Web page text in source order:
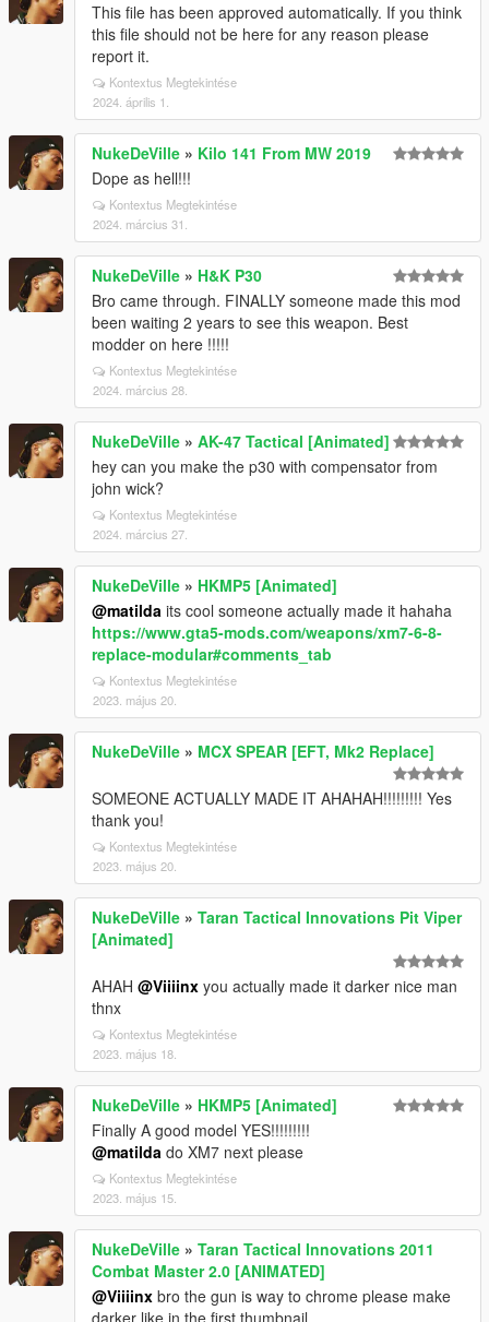
This file has been approved automatically. If you think
this file should not be here for any reason please
report it.
Kontextus Megtekintése
2024. április 1.
NukeDeVille » Kilo 141 From MW 2019
Dope as hell!!!
Kontextus Megtekintése
2024. március 31.
NukeDeVille » H&K P30
Bro came through. FINALLY someone made this mod
been waiting 2 years to see this weapon. Best
modder on here !!!!!
Kontextus Megtekintése
2024. március 28.
NukeDeVille » AK-47 Tactical [Animated]
hey can you make the p30 with compensator from
john wick?
Kontextus Megtekintése
2024. március 27.
NukeDeVille » HKMP5 [Animated]
@matilda its cool someone actually made it hahaha
https://www.gta5-mods.com/weapons/xm7-6-8-
replace-modular#comments_tab
Kontextus Megtekintése
2023. május 20.
NukeDeVille » MCX SPEAR [EFT, Mk2 Replace]
SOMEONE ACTUALLY MADE IT AHAHAH!!!!!!!!! Yes
thank you!
Kontextus Megtekintése
2023. május 20.
NukeDeVille » Taran Tactical Innovations Pit Viper
[Animated]
AHAH @Viiiinx you actually made it darker nice man
thnx
Kontextus Megtekintése
2023. május 18.
NukeDeVille » HKMP5 [Animated]
Finally A good model YES!!!!!!!!!
@matilda do XM7 next please
Kontextus Megtekintése
2023. május 15.
NukeDeVille » Taran Tactical Innovations 2011
Combat Master 2.0 [ANIMATED]
@Viiiinx bro the gun is way to chrome please make
darker like in the first thumbnail.